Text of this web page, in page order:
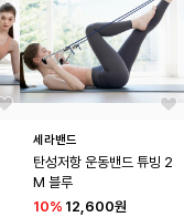
세라밴드
탄성저항 운동밴드 튜빙 2
M 블루
10% 12,600원